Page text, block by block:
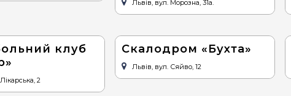
Львів, вул. Морозна, 31а.
клуб
2
Скалодром «Бухта»
Львів, вул. Сяйво, 12